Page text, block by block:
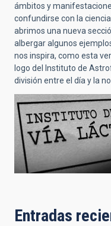
ámbitos y
confundirse con la
abrimos una nueva
albergar algunos
nos inspira, como esta
logo del Instituto de
división entre el día y la
Entradas